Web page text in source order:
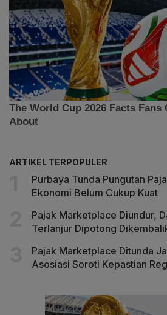
ARTIKEL TERPOPULER
Purbaya Tunda Pungutan
Ekonomi Belum Cukup Kuat
Pajak Marketplace Diundur,
Terlanjur Dipotong
Pajak Marketplace Ditunda
Asosiasi Soroti Kepastian